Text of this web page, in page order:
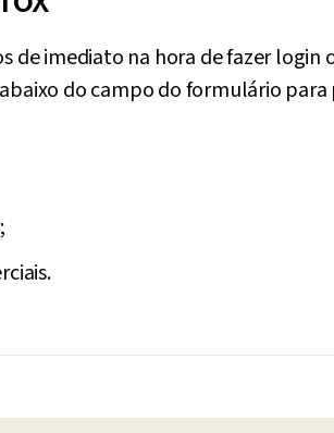
de imediato na hora de fazer
do campo do formulário